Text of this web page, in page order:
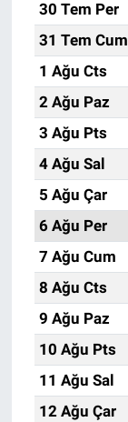
30 Tem Per
31 Tem Cum
1 Ağu Cts
2 Ağu Paz
3 Ağu Pts
4 Ağu Sal
5 Ağu Çar
6 Ağu Per
7 Ağu Cum
8 Ağu Cts
9 Ağu Paz
10 Ağu Pts
11 Ağu Sal
12 Ağu Çar